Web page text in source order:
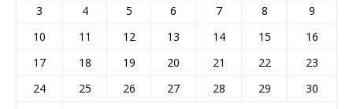
3
4 5 6 7 8
9
10
11 12 13 14 15
16
17
18 19 20 21 22
23
24
25 26 27 28 29
30